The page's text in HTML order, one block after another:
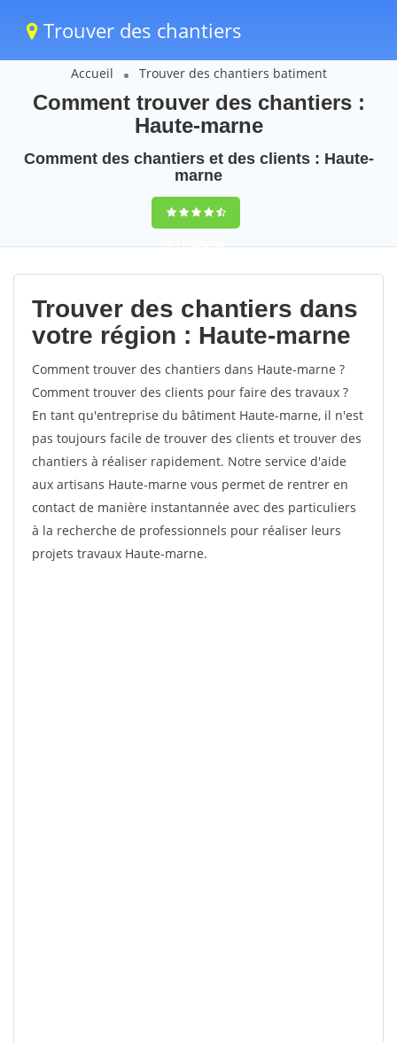
Trouver des chantiers
Accueil Trouver des chantiers batiment
Comment trouver des chantiers :
Haute-marne
Comment des chantiers et des clients : Haute-
marne
9,5(100%)42
votes
Trouver des chantiers dans
votre région : Haute-marne
Comment trouver des chantiers dans Haute-marne ?
Comment trouver des clients pour faire des travaux ?
En tant qu'entreprise du bâtiment Haute-marne, il n'est
pas toujours facile de trouver des clients et trouver des
chantiers à réaliser rapidement. Notre service d'aide
aux artisans Haute-marne vous permet de rentrer en
contact de manière instantannée avec des particuliers
à la recherche de professionnels pour réaliser leurs
projets travaux Haute-marne.